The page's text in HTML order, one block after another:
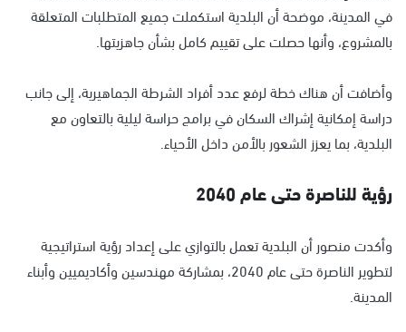
في المدينة، موضحة أن البلدية استكملت جميع المتطلبات المتعلقة
بالمشروع، وأنها حصلت على تقييم كامل بشأن جاهزيتها.
وأضافت أن هناك خطة لرفع عدد أفراد الشرطة الجماهيرية، إلى جانب
دراسة إمكانية إشراك السكان في برامج حراسة ليلية بالتعاون مع
البلدية، بما يعزز الشعور بالأمن داخل الأحياء.
رؤية للناصرة حتى عام 2040
وأكدت منصور أن البلدية تعمل بالتوازي على إعداد رؤية استراتيجية
لتطوير الناصرة حتى عام 2040، بمشاركة مهندسين وأكاديميين وأبناء
المدينة.